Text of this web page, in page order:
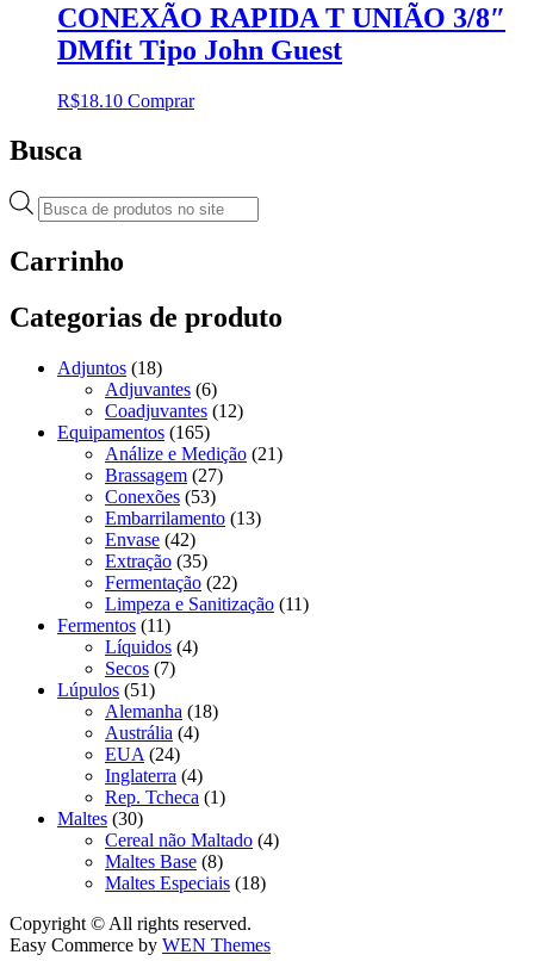
CONEXÃO RAPIDA T UNIÃO 3/8″
DMfit Tipo John Guest
R$18.10 Comprar
Busca
Pesquisar
produtos
Carrinho
Categorias de produto
Adjuntos (18)
Adjuvantes (6)
Coadjuvantes (12)
Equipamentos (165)
Análize e Medição (21)
Brassagem (27)
Conexões (53)
Embarrilamento (13)
Envase (42)
Extração (35)
Fermentação (22)
Limpeza e Sanitização (11)
Fermentos (11)
Líquidos (4)
Secos (7)
Lúpulos (51)
Alemanha (18)
Austrália (4)
EUA (24)
Inglaterra (4)
Rep. Tcheca (1)
Maltes (30)
Cereal não Maltado (4)
Maltes Base (8)
Maltes Especiais (18)
Copyright © All rights reserved.
Easy Commerce by WEN Themes